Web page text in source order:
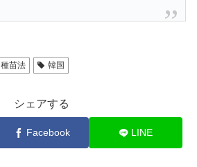
種苗法 韓国
シェアする
Facebook LINE